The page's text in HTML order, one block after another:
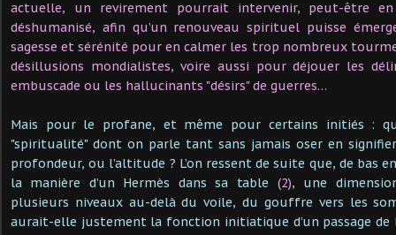
actuelle, un revirement pourrait intervenir, peut-être
déshumanisé, afin qu’un renouveau spirituel puisse
sagesse et sérénité pour en calmer les trop nombreux
désillusions mondialistes, voire aussi pour déjouer les
embuscade ou les hallucinants "désirs" de guerres…
Mais pour le profane, et même pour certains initiés :
"spiritualité" dont on parle tant sans jamais oser en
profondeur, ou l’altitude ? L’on ressent de suite que, de bas
la manière d’un Hermès dans sa table (2), une
plusieurs niveaux au-delà du voile, du gouffre vers les
aurait-elle justement la fonction initiatique d’un passage de